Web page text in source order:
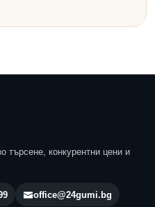
търсене, конкурентни цени и
office@24gumi.bg